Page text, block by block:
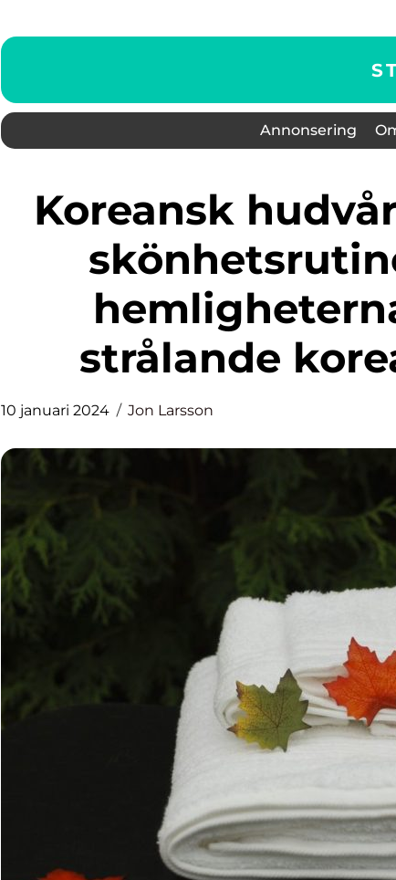
Annonsering
Koreansk hudvård: Upptäck
strålande
10 januari 2024 Jon Larsson